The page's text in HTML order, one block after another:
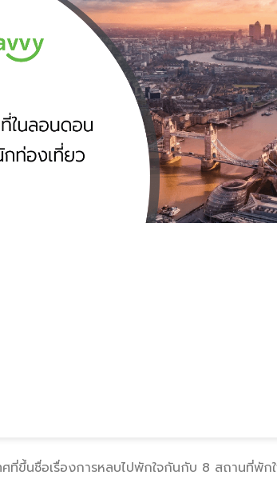
ศที่ขึ้นชื่อเรื่องการหลบไปพักใจกันกับ 8 สถานที่พัก